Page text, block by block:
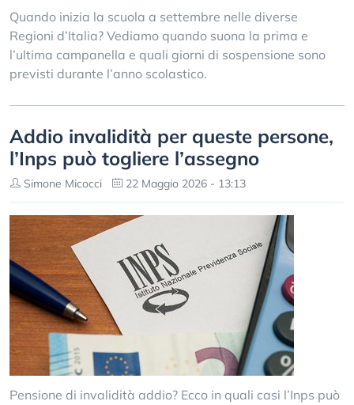
Quando inizia la scuola a settembre nelle diverse
Regioni d’Italia? Vediamo quando suona la prima e
l’ultima campanella e quali giorni di sospensione sono
previsti durante l’anno scolastico.
Addio invalidità per queste persone,
l’Inps può togliere l’assegno
Simone Micocci 22 Maggio 2026 - 13:13
Pensione di invalidità addio? Ecco in quali casi l’Inps può